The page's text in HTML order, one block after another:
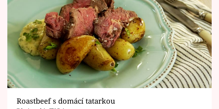
Roastbeef s domácí tatarkou